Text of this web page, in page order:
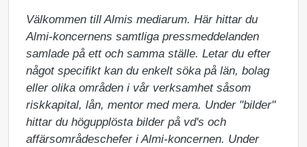
Välkommen till Almis mediarum. Här hittar du
Almi-koncernens samtliga pressmeddelanden
samlade på ett och samma ställe. Letar du efter
något specifikt kan du enkelt söka på län, bolag
eller olika områden i vår verksamhet såsom
riskkapital, lån, mentor med mera. Under "bilder"
hittar du högupplösta bilder på vd's och
affärsområdeschefer i Almi-koncernen. Under